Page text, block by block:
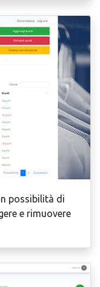
possibilità di
e rimuovere